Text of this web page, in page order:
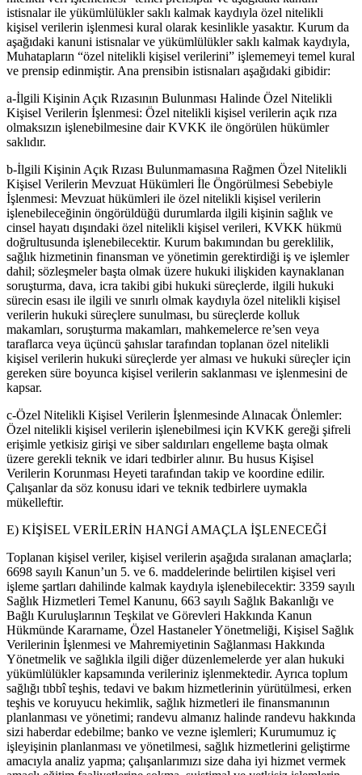
istisnalar ile yükümlülükler saklı kalmak kaydıyla özel nitelikli
kişisel verilerin işlenmesi kural olarak kesinlikle yasaktır. Kurum da
aşağıdaki kanuni istisnalar ve yükümlülükler saklı kalmak kaydıyla,
Muhatapların “özel nitelikli kişisel verilerini” işlememeyi temel kural
ve prensip edinmiştir. Ana prensibin istisnaları aşağıdaki gibidir:
a-İlgili Kişinin Açık Rızasının Bulunması Halinde Özel Nitelikli
Kişisel Verilerin İşlenmesi: Özel nitelikli kişisel verilerin açık rıza
olmaksızın işlenebilmesine dair KVKK ile öngörülen hükümler
saklıdır.
b-İlgili Kişinin Açık Rızası Bulunmamasına Rağmen Özel Nitelikli
Kişisel Verilerin Mevzuat Hükümleri İle Öngörülmesi Sebebiyle
İşlenmesi: Mevzuat hükümleri ile özel nitelikli kişisel verilerin
işlenebileceğinin öngörüldüğü durumlarda ilgili kişinin sağlık ve
cinsel hayatı dışındaki özel nitelikli kişisel verileri, KVKK hükmü
doğrultusunda işlenebilecektir. Kurum bakımından bu gereklilik,
sağlık hizmetinin finansman ve yönetimin gerektirdiği iş ve işlemler
dahil; sözleşmeler başta olmak üzere hukuki ilişkiden kaynaklanan
soruşturma, dava, icra takibi gibi hukuki süreçlerde, ilgili hukuki
sürecin esası ile ilgili ve sınırlı olmak kaydıyla özel nitelikli kişisel
verilerin hukuki süreçlere sunulması, bu süreçlerde kolluk
makamları, soruşturma makamları, mahkemelerce re’sen veya
taraflarca veya üçüncü şahıslar tarafından toplanan özel nitelikli
kişisel verilerin hukuki süreçlerde yer alması ve hukuki süreçler için
gereken süre boyunca kişisel verilerin saklanması ve işlenmesini de
kapsar.
c-Özel Nitelikli Kişisel Verilerin İşlenmesinde Alınacak Önlemler:
Özel nitelikli kişisel verilerin işlenebilmesi için KVKK gereği şifreli
erişimle yetkisiz girişi ve siber saldırıları engelleme başta olmak
üzere gerekli teknik ve idari tedbirler alınır. Bu husus Kişisel
Verilerin Korunması Heyeti tarafından takip ve koordine edilir.
Çalışanlar da söz konusu idari ve teknik tedbirlere uymakla
mükelleftir.
E) KİŞİSEL VERİLERİN HANGİ AMAÇLA İŞLENECEĞİ
Toplanan kişisel veriler, kişisel verilerin aşağıda sıralanan amaçlarla;
6698 sayılı Kanun’un 5. ve 6. maddelerinde belirtilen kişisel veri
işleme şartları dahilinde kalmak kaydıyla işlenebilecektir: 3359 sayılı
Sağlık Hizmetleri Temel Kanunu, 663 sayılı Sağlık Bakanlığı ve
Bağlı Kuruluşlarının Teşkilat ve Görevleri Hakkında Kanun
Hükmünde Kararname, Özel Hastaneler Yönetmeliği, Kişisel Sağlık
Verilerinin İşlenmesi ve Mahremiyetinin Sağlanması Hakkında
Yönetmelik ve sağlıkla ilgili diğer düzenlemelerde yer alan hukuki
yükümlülükler kapsamında verileriniz işlenmektedir. Ayrıca toplum
sağlığı tıbbî teşhis, tedavi ve bakım hizmetlerinin yürütülmesi, erken
teşhis ve koruyucu hekimlik, sağlık hizmetleri ile finansmanının
planlanması ve yönetimi; randevu almanız halinde randevu hakkında
sizi haberdar edebilme; banko ve vezne işlemleri; Kurumumuz iç
işleyişinin planlanması ve yönetilmesi, sağlık hizmetlerini geliştirme
amacıyla analiz yapma; çalışanlarımızı size daha iyi hizmet vermek